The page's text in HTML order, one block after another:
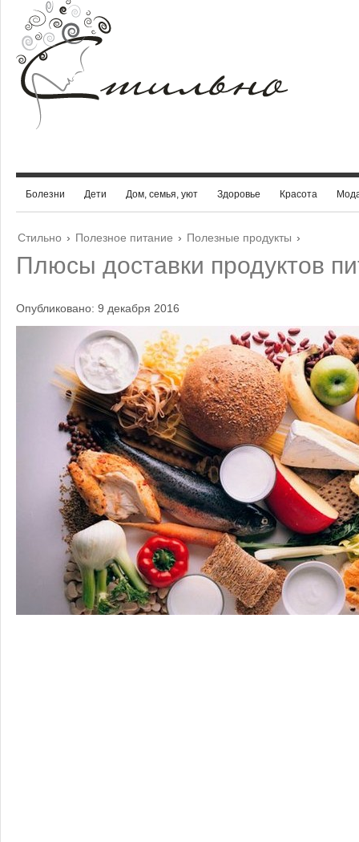
Болезни Дети Дом, семья, уют Здоровье Красота
Стильно › Полезное питание › Полезные продукты ›
Плюсы доставки продуктов
Опубликовано: 9 декабря 2016